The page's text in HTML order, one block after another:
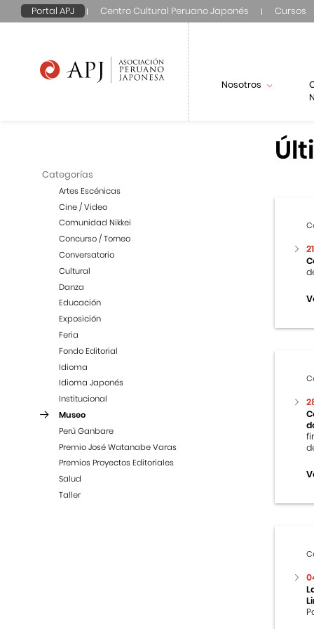
Portal APJ Centro Cultural Peruano Japonés Cursos
Nosotros
Categorías
Artes Escénicas
Cine / Video
Comunidad Nikkei
Concurso / Torneo
Conversatorio
Cultural
Danza
Educación
Exposición
Feria
Fondo Editorial
Idioma
Idioma Japonés
Institucional
Museo
Perú Ganbare
Premio José Watanabe Varas
Premios Proyectos Editoriales
Salud
Taller